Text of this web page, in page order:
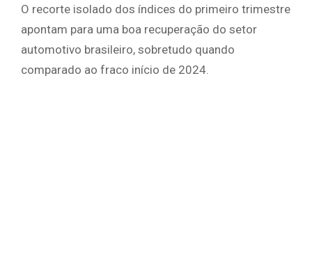
O recorte isolado dos índices do primeiro trimestre
apontam para uma boa recuperação do setor
automotivo brasileiro, sobretudo quando
comparado ao fraco início de 2024.